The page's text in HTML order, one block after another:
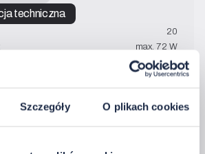
Szczegóły O plikach cookies
techniczna
20
max. 72 W
max. 144 W
6 A
-10~40°C